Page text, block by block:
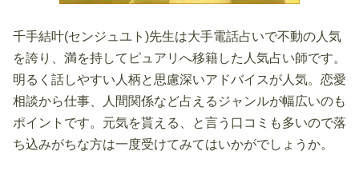
千手結叶(センジュユト)先生は大手電話占いで不動の人気
を誇り、満を持してピュアリへ移籍した人気占い師です。
明るく話しやすい人柄と思慮深いアドバイスが人気。恋愛
相談から仕事、人間関係など占えるジャンルが幅広いのも
ポイントです。元気を貰える、と言う口コミも多いので落
ち込みがちな方は一度受けてみてはいかがでしょうか。